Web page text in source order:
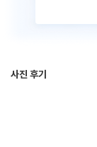
사진 후기